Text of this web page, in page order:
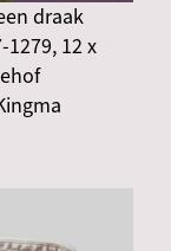
draak
12 x